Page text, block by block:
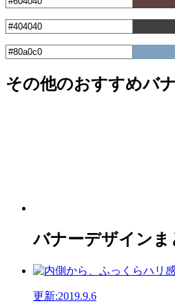
その他のおすすめバ
バナーデザインま
更新:2019.9.6